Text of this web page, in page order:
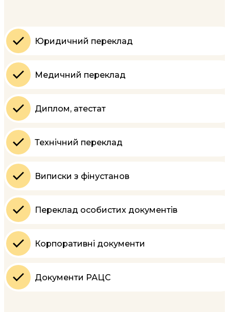
Юридичний переклад
Медичний переклад
Диплом, атестат
Технічний переклад
Виписки з фінустанов
Переклад особистих документів
Корпоративні документи
Документи РАЦС